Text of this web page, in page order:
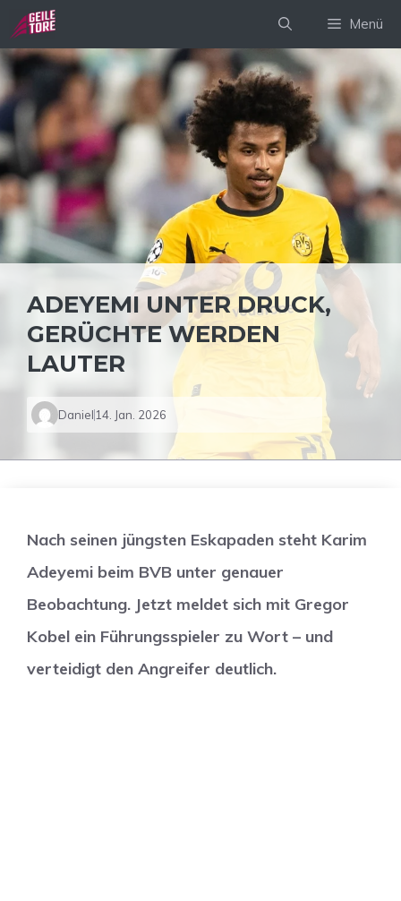
Zum
Inhalt
springen
Menü
ADEYEMI UNTER DRUCK,
GERÜCHTE WERDEN
LAUTER
Daniel 14. Jan. 2026
Nach seinen jüngsten Eskapaden steht Karim
Adeyemi beim BVB unter genauer
Beobachtung. Jetzt meldet sich mit Gregor
Kobel ein Führungsspieler zu Wort – und
verteidigt den Angreifer deutlich.